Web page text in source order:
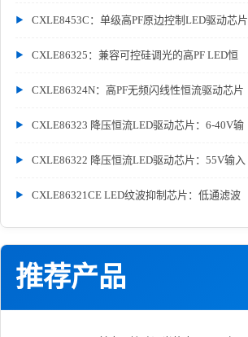
CXLE8453C：单级高PF原边控制LED驱动芯片
CXLE86325：兼容可控硅调光的高PF LED恒
CXLE86324N：高PF无频闪线性恒流驱动芯片
CXLE86323 降压恒流LED驱动芯片：6-40V输
CXLE86322 降压恒流LED驱动芯片：55V输入
CXLE86321CE LED纹波抑制芯片：低通滤波
推荐产品